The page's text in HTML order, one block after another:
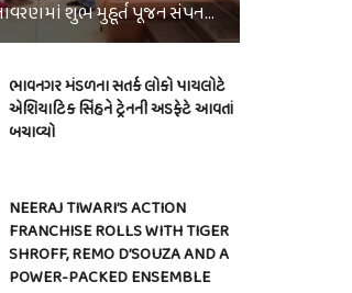
શુભ મુહૂર્ત પૂજન સંપન…
ભાવનગર મંડળના સતર્ક લોકો પાયલોટે
એશિયાટિક સિંહને ટ્રેનની અડફેટે આવતાં
બચાવ્યો
NEERAJ TIWARI’S ACTION
FRANCHISE ROLLS WITH TIGER
SHROFF, REMO D’SOUZA AND A
POWER-PACKED ENSEMBLE